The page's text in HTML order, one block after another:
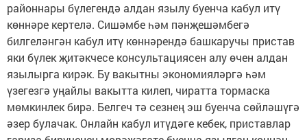
районнары бүлегендә алдан язылу буенча кабул итү
көннәре кертелә. Сишәмбе һәм пәнҗешәмбегә
билгеләнгән кабул итү көннәрендә башкаручы пристав
яки бүлек җитәкчесе консультациясен алу өчен алдан
язылырга кирәк. Бу вакытны экономияләргә һәм
үзегезгә уңайлы вакытта килеп, чиратта тормаска
мөмкинлек бирә. Белгеч тә сезнең эш буенча сөйләшүгә
әзер булачак. Онлайн кабул итүдәге кебек, приставлар